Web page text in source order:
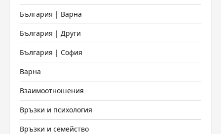
България | Варна
България | Други
България | София
Варна
Взаимоотношения
Връзки и психология
Връзки и семейство